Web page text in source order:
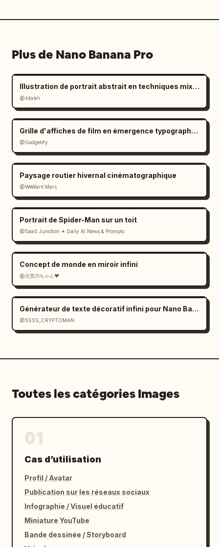
Plus de Nano Banana Pro
Illustration de portrait abstrait en techniques mixtes
@zayan
Grille d'affiches de film en émergence typographique
@Gadgetify
Paysage routier hivernal cinématographique
@WeWant Mars
Portrait de Spider-Man sur un toit
@SaaS Junction ✦ Daily AI News & Prompts
Concept de monde en miroir infini
@元荒川ちゃん❤
Générateur de texte décoratif infini pour Nano Banana 2
@SSSS_CRYPTOMAN
Toutes les catégories Images
Cas d’utilisation
Profil / Avatar
Publication sur les réseaux sociaux
Infographie / Visuel éducatif
Miniature YouTube
Bande dessinée / Storyboard